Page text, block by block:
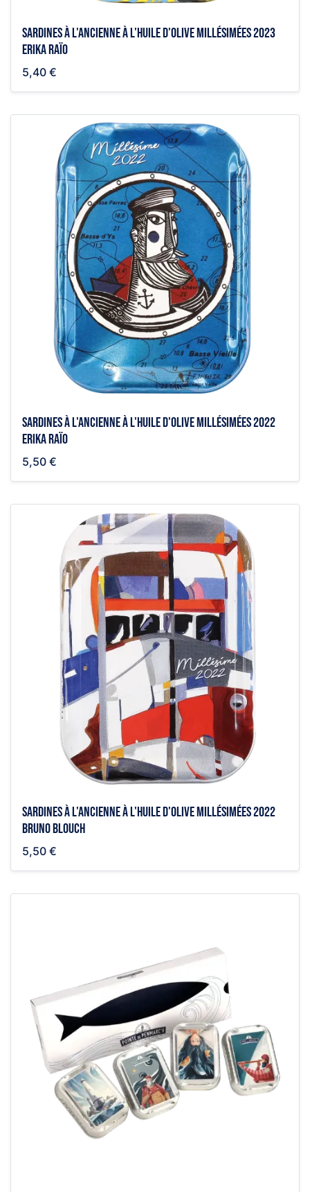
Sardines à l'ancienne à l'huile d'olive millésimées 2023
Erika Raïo
5,40 €
Sardines à l'ancienne à l'huile d'olive millésimées 2022
Erika Raïo
5,50 €
Sardines à l'ancienne à l'huile d'olive millésimées 2022
Bruno Blouch
5,50 €